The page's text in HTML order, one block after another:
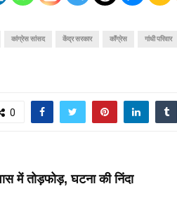
कांग्रेस सांसद केंद्र सरकार कॉंग्रेस गांधी परिवार
0
में तोड़फोड़, घटना की निंदा